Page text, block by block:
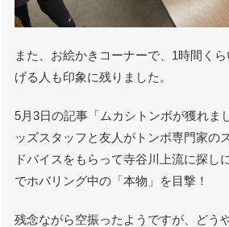
また、お絵かきコーナーで、1時間く
げる人も印象に残りました。
5月3日の記事「ムカシトンボが獲れま
ッズスタッフと友人がトンボ専門家の
ドバイスをもらって寺谷川上流に探し
でホバリング中の「本物」を目撃！
残念ながら空振ったようですが、どう